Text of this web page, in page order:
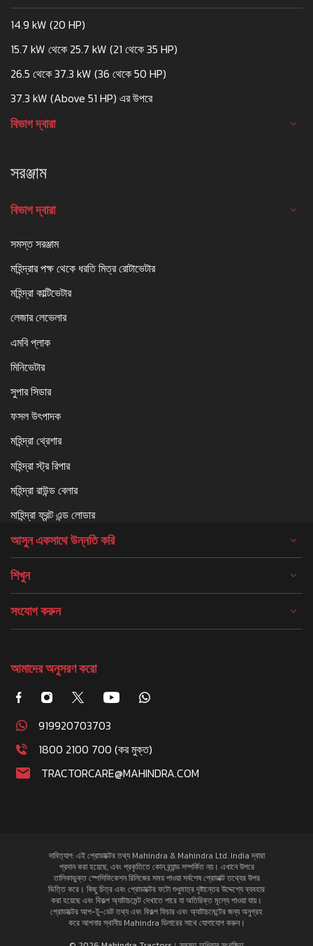
14.9 kW (20 HP)
15.7 kW থেকে 25.7 kW (21 থেকে 35 HP)
26.5 থেকে 37.3 kW (36 থেকে 50 HP)
37.3 kW (Above 51 HP) এর উপরে
বিভাগ দ্বারা
সরঞ্জাম
বিভাগ দ্বারা
সমস্ত সরঞ্জাম
মহিন্দ্রার পক্ষ থেকে ধরতি মিত্র রোটাভেটার
মহিন্দ্রা কাল্টিভেটার
লেজার লেভেলার
এমবি প্লাক
মিনিভেটার
সুপার সিডার
ফসল উৎপাদক
মহিন্দ্রা থ্রেশার
মহিন্দ্রা স্ট্র রিপার
মহিন্দ্রা রাউন্ড বেলার
মাহিন্দ্রা ফ্রন্ট এন্ড লোডার
আসুন একসাথে উন্নতি করি
শিখুন
সংযোগ করুন
আমাদের অনুসরণ করো
919920703703
1800 2100 700 (কর মুক্ত)
TRACTORCARE@MAHINDRA.COM
দাবিত্যাগ: এই প্রোডাক্টের তথ্য Mahindra & Mahindra Ltd. India দ্বারা
প্রদান করা হয়েছে, এবং প্রকৃতিতে কোন ব্র্যান্ড সম্পর্কিত নয়। এখানে উপরে
তালিকাভুক্ত স্পেসিফিকেশন রিলিজের সময় পাওয়া সর্বশেষ প্রোডাক্ট তথ্যের উপর
ভিত্তি করে। কিছু চিত্র এবং প্রোডাক্টের ফটো শুধুমাত্র দৃষ্টান্তের উদ্দেশ্যে ব্যবহার
করা হয়েছে এবং বিকল্প অ্যাটাচমেন্ট দেখাতে পারে যা অতিরিক্ত মূল্যে পাওয়া যায়।
প্রোডাক্টের আপ-টু-ডেট তথ্য এবং বিকল্প ফিচার এবং অ্যাটাচমেন্টের জন্য অনুগ্রহ
করে আপনার স্থানীয় Mahindra ডিলারের সাথে যোগাযোগ করুন।